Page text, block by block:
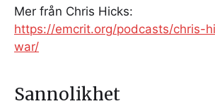
Mer från Chris Hicks:
https://emcrit.org/podcasts/chris-
war/
Sannolikhet